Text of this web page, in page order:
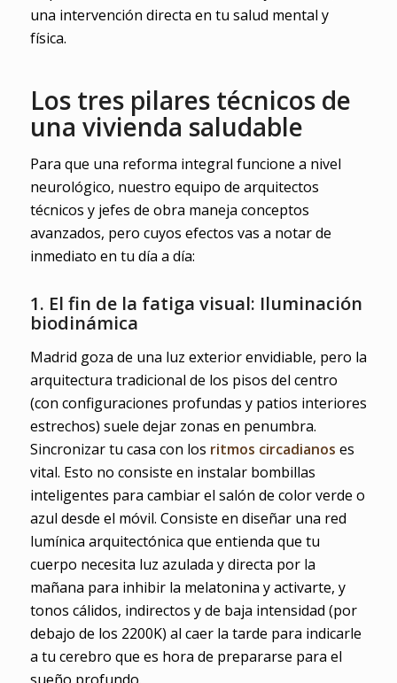
una intervención directa en tu salud mental y
física.
Los tres pilares técnicos de
una vivienda saludable
Para que una reforma integral funcione a nivel
neurológico, nuestro equipo de arquitectos
técnicos y jefes de obra maneja conceptos
avanzados, pero cuyos efectos vas a notar de
inmediato en tu día a día:
1. El fin de la fatiga visual: Iluminación
biodinámica
Madrid goza de una luz exterior envidiable, pero la
arquitectura tradicional de los pisos del centro
(con configuraciones profundas y patios interiores
estrechos) suele dejar zonas en penumbra.
Sincronizar tu casa con los ritmos circadianos es
vital. Esto no consiste en instalar bombillas
inteligentes para cambiar el salón de color verde o
azul desde el móvil. Consiste en diseñar una red
lumínica arquitectónica que entienda que tu
cuerpo necesita luz azulada y directa por la
mañana para inhibir la melatonina y activarte, y
tonos cálidos, indirectos y de baja intensidad (por
debajo de los 2200K) al caer la tarde para indicarle
a tu cerebro que es hora de prepararse para el
sueño profundo.